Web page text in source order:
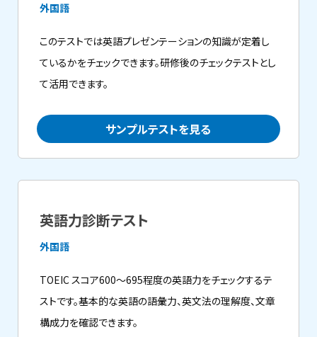
外国語
このテストでは英語プレゼンテーションの知識が定着し
ているかをチェックできます。研修後のチェックテストとし
て活用できます。
サンプルテストを見る
英語力診断テスト
外国語
TOEIC スコア600～695程度の英語力をチェックするテ
ストです。基本的な英語の語彙力、英文法の理解度、文章
構成力を確認できます。